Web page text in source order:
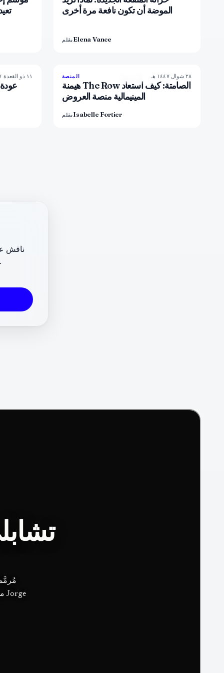
الموضة أن تكون نافعة مرة أخرى
بقلمElena Vance
% 62
١١ ذو القعدة ١٤٤٧ هـ 93 % 68 المنصة ٢٨ شوال ١٤٤٧ هـ
هيمنة The Row الصامتة: كيف استعاد
المينيمالية منصة العروض
بقلمIsabelle Fortier
ناقش
المعارض والفن المعاصر، وساهم في تحديد ما سيغطيه The Edit لاحقًا.